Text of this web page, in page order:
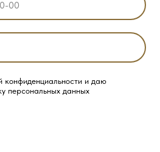
конфиденциальности и даю
персональных данных